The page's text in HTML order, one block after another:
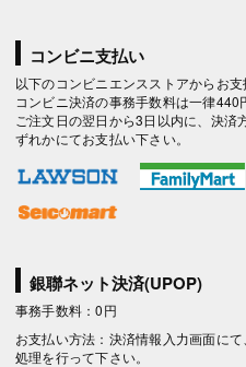
コンビニ支払い
以下のコンビニエンスストアからお支
コンビニ決済の事務手数料は一律440
ご注文日の翌日から3日以内に、決
ずれかにてお支払い下さい。
銀聯ネット決済(UPOP)
事務手数料：0円
お支払い方法：決済情報入力画面に
処理を行って下さい。